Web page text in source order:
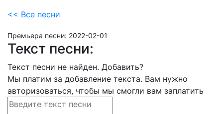
<< Все песни
Премьера песни: 2022-02-01
Текст песни:
Текст песни не найден. Добавить?
Мы платим за добавление текста. Вам нужно
авторизоваться, чтобы мы смогли вам заплатить